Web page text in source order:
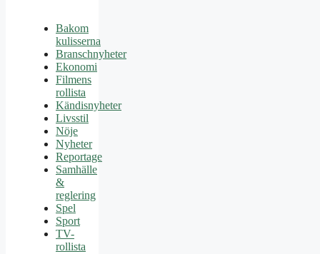
Bakom
kulisserna
Branschnyheter
Ekonomi
Filmens
rollista
Kändisnyheter
Livsstil
Nöje
Nyheter
Reportage
Samhälle
&
reglering
Spel
Sport
TV-
rollista